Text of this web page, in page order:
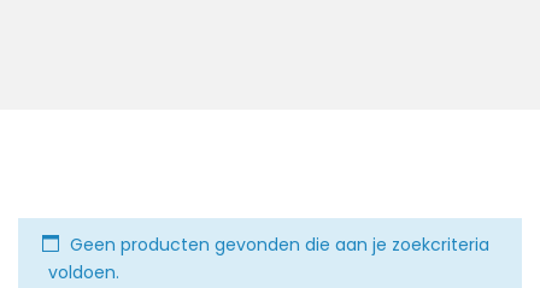
Geen producten gevonden die aan je zoekcriteria
voldoen.